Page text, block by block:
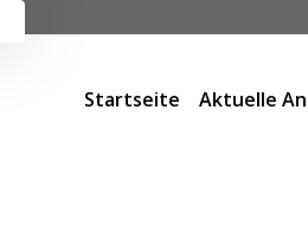
Startseite Aktuelle